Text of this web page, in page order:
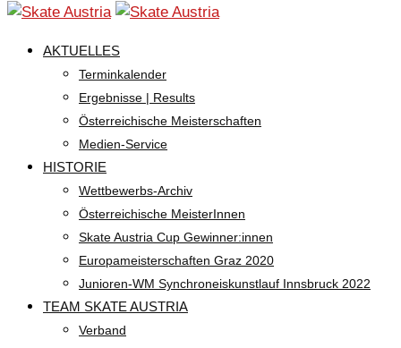
AKTUELLES
Terminkalender
Ergebnisse | Results
Österreichische Meisterschaften
Medien-Service
HISTORIE
Wettbewerbs-Archiv
Österreichische MeisterInnen
Skate Austria Cup Gewinner:innen
Europameisterschaften Graz 2020
Junioren-WM Synchroneiskunstlauf Innsbruck 2022
TEAM SKATE AUSTRIA
Verband